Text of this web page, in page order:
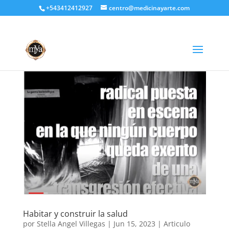
+543412412927 centro@medicinayarte.com
Habitar y construir la salud
por Stella Angel Villegas | Jun 15, 2023 | Articulo